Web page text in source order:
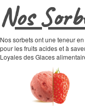
Nos
Nos sorbets ont une teneur
pour les fruits acides et à
Loyales des Glaces